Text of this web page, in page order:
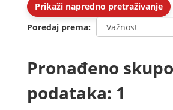
Prikaži napredno pretraživanje
Poredaj prema
Pronađeno
podataka: 1